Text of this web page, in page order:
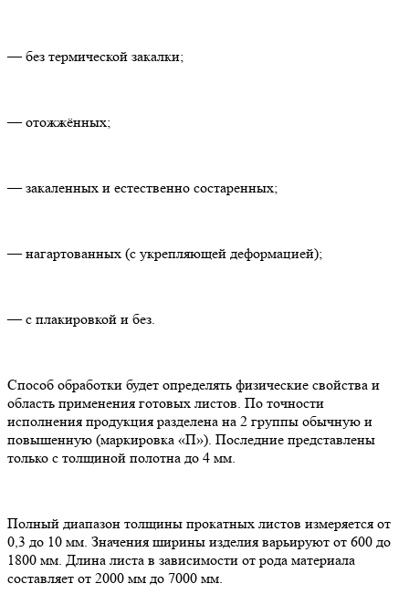
— без термической закалки;
— отожжённых;
— закаленных и естественно состаренных;
— нагартованных (с укрепляющей деформацией);
— с плакировкой и без.
Способ обработки будет определять физические свойства и
область применения готовых листов. По точности
исполнения продукция разделена на 2 группы обычную и
повышенную (маркировка «П»). Последние представлены
только с толщиной полотна до 4 мм.
Полный диапазон толщины прокатных листов измеряется от
0,3 до 10 мм. Значения ширины изделия варьируют от 600 до
1800 мм. Длина листа в зависимости от рода материала
составляет от 2000 мм до 7000 мм.